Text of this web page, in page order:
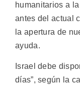
humanitarios a
antes del actual
la apertura de
ayuda.
Israel debe
días”, según la